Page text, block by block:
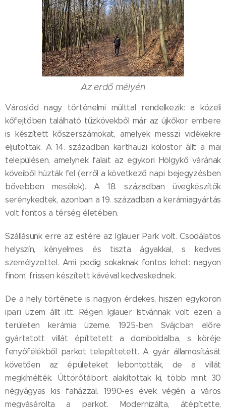
Az erdő mélyén
Városlőd nagy történelmi múlttal rendelkezik: a közeli
kőfejtőben található tűzkövekből már az újkőkor embere
is készített kőszerszámokat, amelyek messzi vidékekre
eljutottak. A 14. században karthauzi kolostor állt a mai
településen, amelynek falait az egykori Hölgykő várának
köveiből húzták fel (erről a következő napi bejegyzésben
bővebben mesélek). A 18. században üvegkészítők
serénykedtek, azonban a 19. században a kerámiagyártás
volt fontos a térség életében.
Szállásunk erre az estére az Iglauer Park volt. Csodálatos
helyszín, kényelmes és tiszta ágyakkal, s kedves
személyzettel. Ami pedig sokaknak fontos lehet: nagyon
finom, frissen készített kávéval kedveskednek.
De a hely története is nagyon érdekes, hiszen egykoron
ipari üzem állt itt. Régen Iglauer Istvánnak volt ezen a
területen kerámia üzeme. 1925-ben Svájcban előre
gyártatott villát építtetett a domboldalba, s köréje
fenyőfélékből parkot telepíttetett. A gyár államosítását
követően az épületeket lebontották, de a villát
megkímélték. Úttörőtábort alakítottak ki, több mint 30
négyágyas kis faházzal. 1990-es évek végén a város
megvásárolta a parkot. Modernizálta, átépítette,